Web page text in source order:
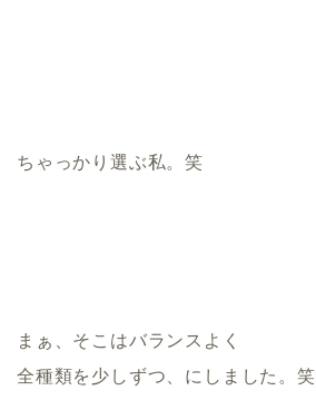
ちゃっかり選ぶ私。笑
まぁ、そこはバランスよく
全種類を少しずつ、にしました。笑